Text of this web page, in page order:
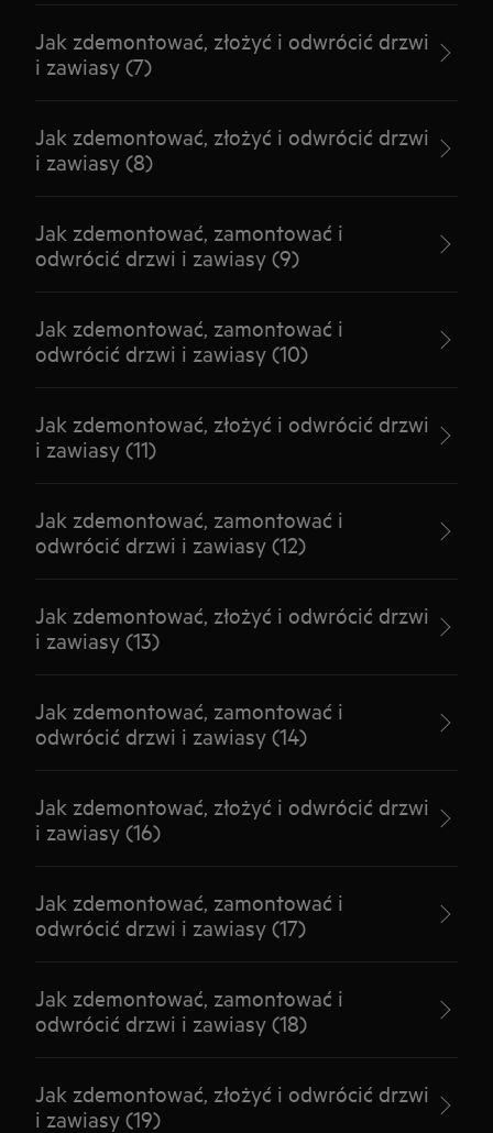
Jak zdemontować, złożyć i odwrócić drzwi
i zawiasy (7)
Jak zdemontować, złożyć i odwrócić drzwi
i zawiasy (8)
Jak zdemontować, zamontować i
odwrócić drzwi i zawiasy (9)
Jak zdemontować, zamontować i
odwrócić drzwi i zawiasy (10)
Jak zdemontować, złożyć i odwrócić drzwi
i zawiasy (11)
Jak zdemontować, zamontować i
odwrócić drzwi i zawiasy (12)
Jak zdemontować, złożyć i odwrócić drzwi
i zawiasy (13)
Jak zdemontować, zamontować i
odwrócić drzwi i zawiasy (14)
Jak zdemontować, złożyć i odwrócić drzwi
i zawiasy (16)
Jak zdemontować, zamontować i
odwrócić drzwi i zawiasy (17)
Jak zdemontować, zamontować i
odwrócić drzwi i zawiasy (18)
Jak zdemontować, złożyć i odwrócić drzwi
i zawiasy (19)